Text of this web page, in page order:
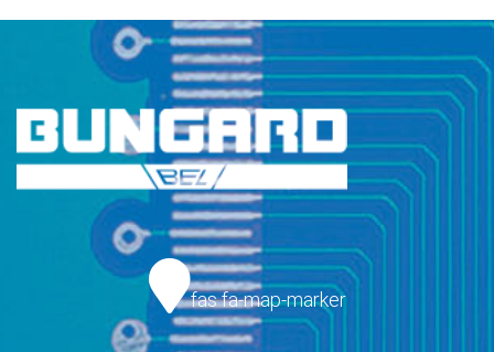
fas fa-map-marker